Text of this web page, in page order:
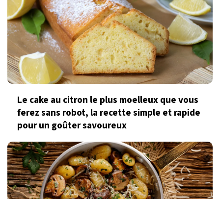
Le cake au citron le plus moelleux que vous
ferez sans robot, la recette simple et rapide
pour un goûter savoureux